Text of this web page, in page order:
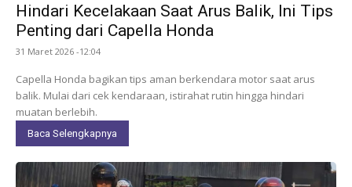
Hindari Kecelakaan Saat Arus Balik, Ini Tips
Penting dari Capella Honda
31 Maret 2026 -12:04
Capella Honda bagikan tips aman berkendara motor saat arus
balik. Mulai dari cek kendaraan, istirahat rutin hingga hindari
muatan berlebih.
Baca Selengkapnya